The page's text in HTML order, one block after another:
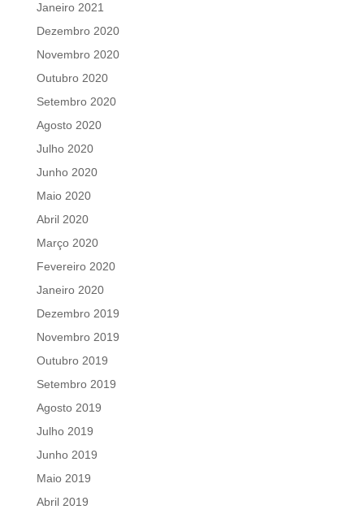
Janeiro 2021
Dezembro 2020
Novembro 2020
Outubro 2020
Setembro 2020
Agosto 2020
Julho 2020
Junho 2020
Maio 2020
Abril 2020
Março 2020
Fevereiro 2020
Janeiro 2020
Dezembro 2019
Novembro 2019
Outubro 2019
Setembro 2019
Agosto 2019
Julho 2019
Junho 2019
Maio 2019
Abril 2019